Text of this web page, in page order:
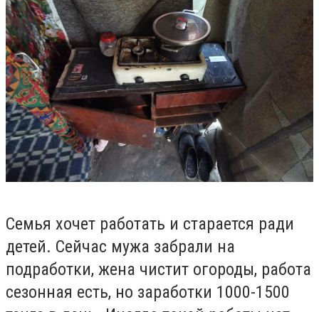
Семья хочет работать и старается ради
детей. Сейчас мужа забрали на
подработки, жена чистит огороды, работа
сезонная есть, но заработки 1000-1500